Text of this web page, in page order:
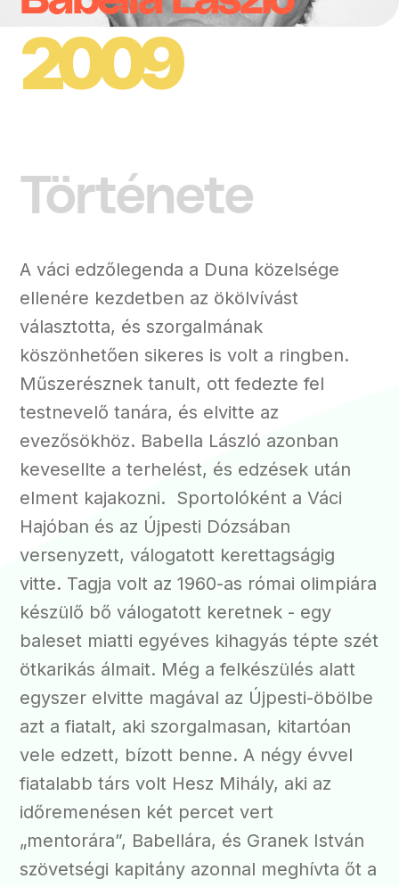
2009
Története
A váci edzőlegenda a Duna közelsége
ellenére kezdetben az ökölvívást
választotta, és szorgalmának
köszönhetően sikeres is volt a ringben.
Műszerésznek tanult, ott fedezte fel
testnevelő tanára, és elvitte az
evezősökhöz. Babella László azonban
kevesellte a terhelést, és edzések után
elment kajakozni. Sportolóként a Váci
Hajóban és az Újpesti Dózsában
versenyzett, válogatott kerettagságig
vitte. Tagja volt az 1960-as római olimpiára
készülő bő válogatott keretnek - egy
baleset miatti egyéves kihagyás tépte szét
ötkarikás álmait. Még a felkészülés alatt
egyszer elvitte magával az Újpesti-öbölbe
azt a fiatalt, aki szorgalmasan, kitartóan
vele edzett, bízott benne. A négy évvel
fiatalabb társ volt Hesz Mihály, aki az
időremenésen két percet vert
„mentorára”, Babellára, és Granek István
szövetségi kapitány azonnal meghívta őt a